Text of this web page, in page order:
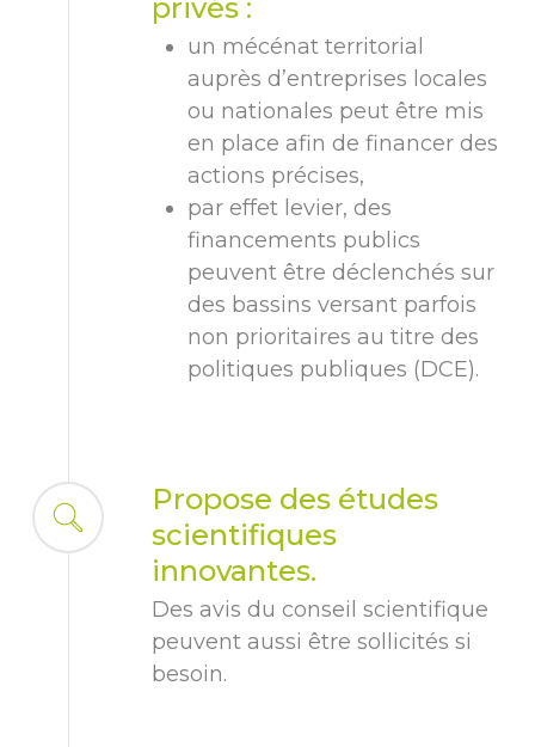
privés :
un mécénat territorial
auprès d’entreprises locales
ou nationales peut être mis
en place afin de financer des
actions précises,
par effet levier, des
financements publics
peuvent être déclenchés sur
des bassins versant parfois
non prioritaires au titre des
politiques publiques (DCE).
Propose des études
scientifiques
innovantes.
Des avis du conseil scientifique
peuvent aussi être sollicités si
besoin.